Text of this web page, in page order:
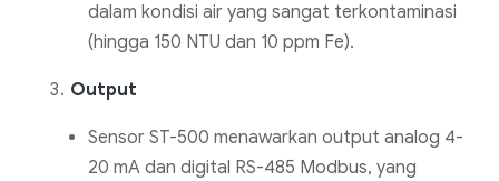
dalam kondisi air yang sangat terkontaminasi
(hingga 150 NTU dan 10 ppm Fe).
Output
Sensor ST-500 menawarkan output analog 4-
20 mA dan digital RS-485 Modbus, yang